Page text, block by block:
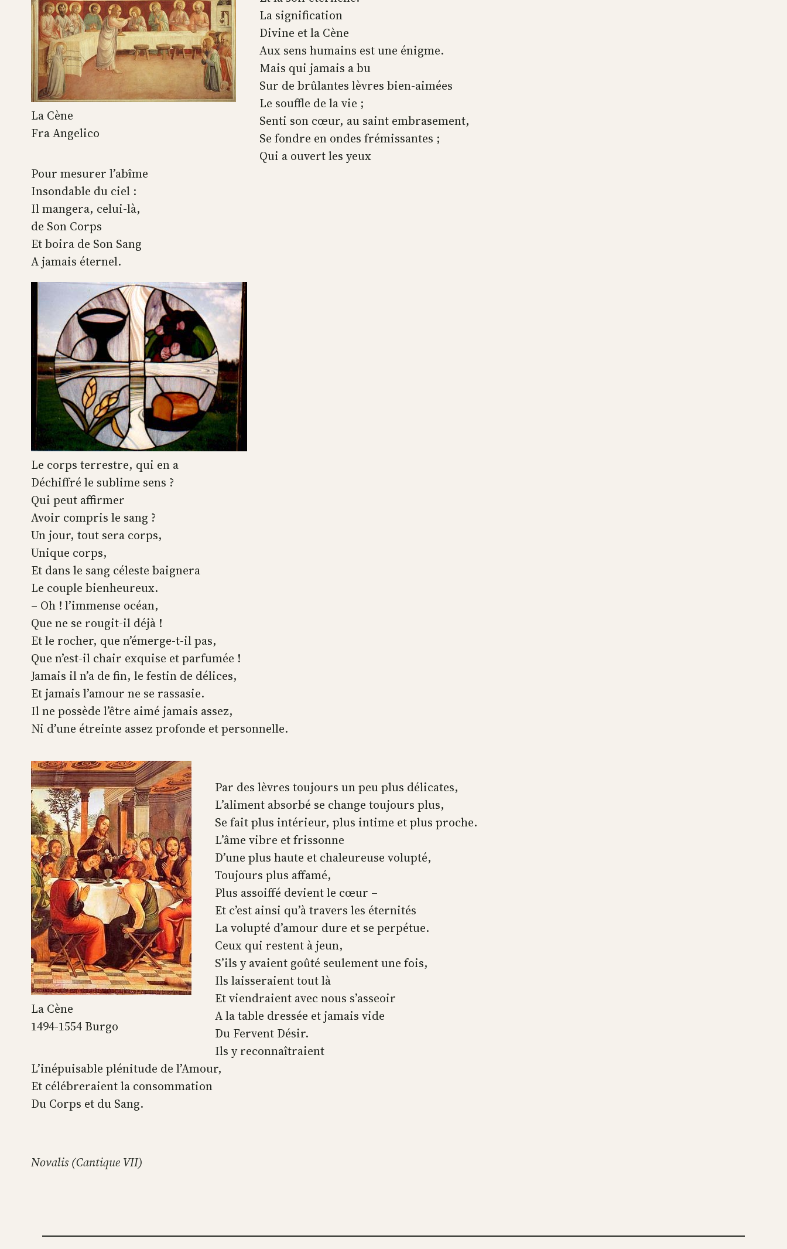
La Cène
Fra Angelico
La signification
Divine et la Cène
Aux sens humains est une énigme.
Mais qui jamais a bu
Sur de brûlantes lèvres bien-aimées
Le souffle de la vie ;
Senti son cœur, au saint embrasement,
Se fondre en ondes frémissantes ;
Qui a ouvert les yeux
Pour mesurer l’abîme
Insondable du ciel :
Il mangera, celui-là,
de Son Corps
Et boira de Son Sang
A jamais éternel.
Le corps terrestre, qui en a
Déchiffré le sublime sens ?
Qui peut affirmer
Avoir compris le sang ?
Un jour, tout sera corps,
Unique corps,
Et dans le sang céleste baignera
Le couple bienheureux.
– Oh ! l’immense océan,
Que ne se rougit-il déjà !
Et le rocher, que n’émerge-t-il pas,
Que n’est-il chair exquise et parfumée !
Jamais il n’a de fin, le festin de délices,
Et jamais l’amour ne se rassasie.
Il ne possède l’être aimé jamais assez,
Ni d’une étreinte assez profonde et personnelle.
La Cène
1494-1554 Burgo
Par des lèvres toujours un peu plus délicates,
L’aliment absorbé se change toujours plus,
Se fait plus intérieur, plus intime et plus proche.
L’âme vibre et frissonne
D’une plus haute et chaleureuse volupté,
Toujours plus affamé,
Plus assoiffé devient le cœur –
Et c’est ainsi qu’à travers les éternités
La volupté d’amour dure et se perpétue.
Ceux qui restent à jeun,
S’ils y avaient goûté seulement une fois,
Ils laisseraient tout là
Et viendraient avec nous s’asseoir
A la table dressée et jamais vide
Du Fervent Désir.
Ils y reconnaîtraient
L’inépuisable plénitude de l’Amour,
Et célébreraient la consommation
Du Corps et du Sang.
Novalis (Cantique VII)